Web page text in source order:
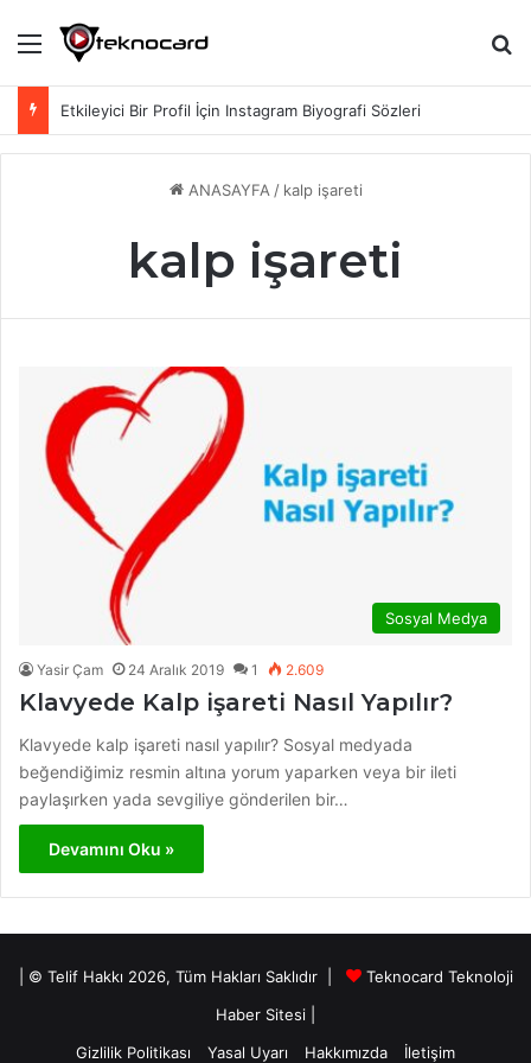
Menü
Etkileyici Bir Profil İçin Instagram Biyografi Sözleri
ANASAYFA / kalp işareti
kalp işareti
Sosyal Medya
Yasir Çam 24 Aralık 2019 1 2.609
Klavyede Kalp işareti Nasıl Yapılır?
Klavyede kalp işareti nasıl yapılır? Sosyal medyada
beğendiğimiz resmin altına yorum yaparken veya bir ileti
paylaşırken yada sevgiliye gönderilen bir…
Devamını Oku »
| © Telif Hakkı 2026, Tüm Hakları Saklıdır |
Teknocard Teknoloji
Haber Sitesi
Gizlilik Politikası
Yasal Uyarı Hakkımızda İletişim